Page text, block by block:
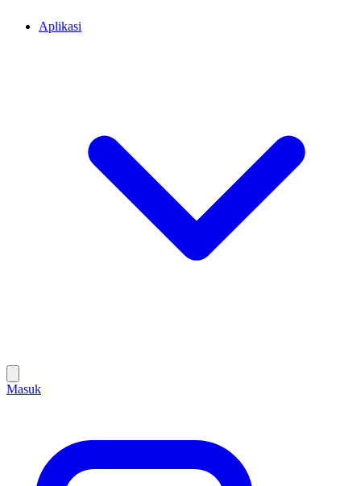
Aplikasi
Masuk